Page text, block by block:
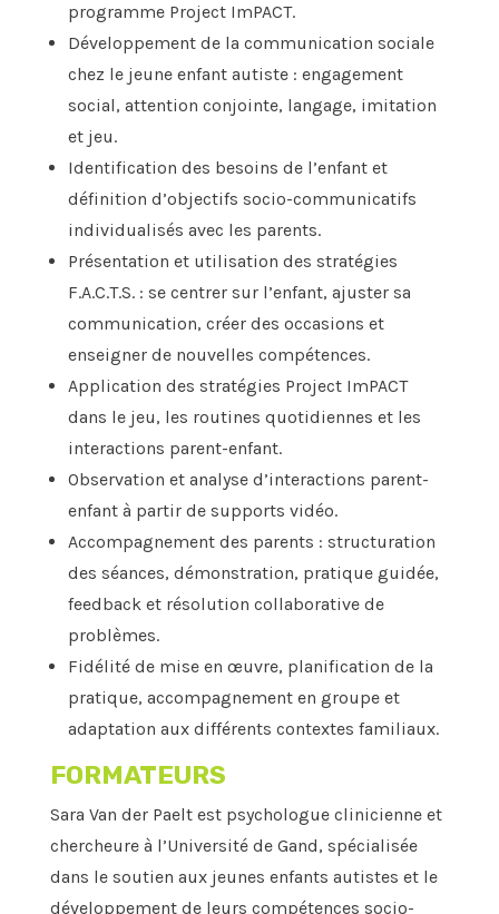
programme Project ImPACT.
Développement de la communication sociale
chez le jeune enfant autiste : engagement
social, attention conjointe, langage, imitation
et jeu.
Identification des besoins de l’enfant et
définition d’objectifs socio-communicatifs
individualisés avec les parents.
Présentation et utilisation des stratégies
F.A.C.T.S. : se centrer sur l’enfant, ajuster sa
communication, créer des occasions et
enseigner de nouvelles compétences.
Application des stratégies Project ImPACT
dans le jeu, les routines quotidiennes et les
interactions parent-enfant.
Observation et analyse d’interactions parent-
enfant à partir de supports vidéo.
Accompagnement des parents : structuration
des séances, démonstration, pratique guidée,
feedback et résolution collaborative de
problèmes.
Fidélité de mise en œuvre, planification de la
pratique, accompagnement en groupe et
adaptation aux différents contextes familiaux.
FORMATEURS
Sara Van der Paelt est psychologue clinicienne et
chercheure à l’Université de Gand, spécialisée
dans le soutien aux jeunes enfants autistes et le
développement de leurs compétences socio-